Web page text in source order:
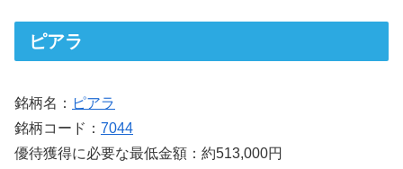
ピアラ
銘柄名： ピアラ
銘柄コード： 7044
優待獲得に必要な最低金額：約513,000円